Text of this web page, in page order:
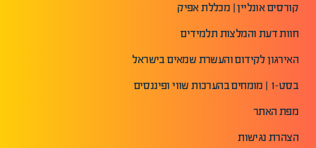
קורסים אונליין | מכללת אפיק
חוות דעת והמלצות תלמידים
האירגון לקידום והעשרת שמאים בישראל
בסט-1 | מומחים בהערכות שווי ופיננסים
מפת האתר
הצהרת נגישות